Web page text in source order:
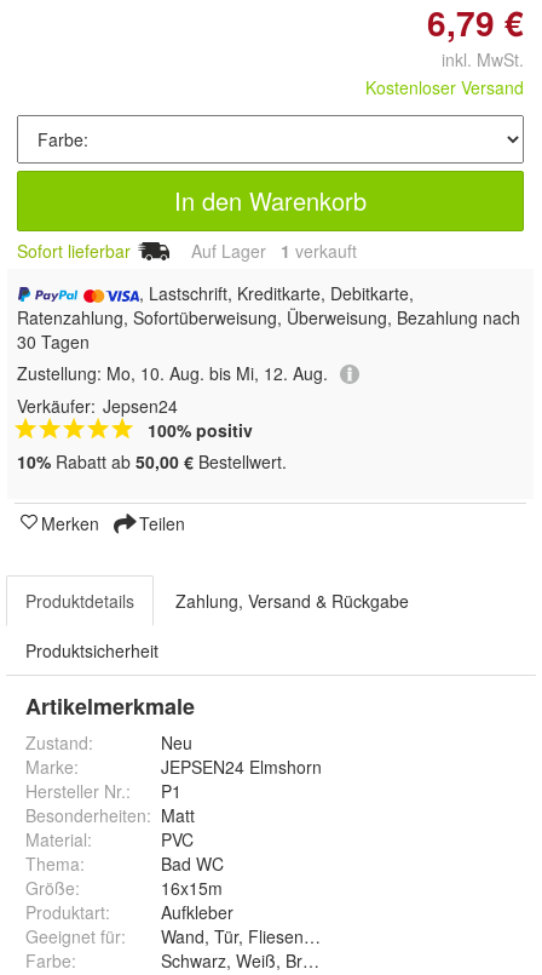
6,79 €
inkl. MwSt.
Kostenloser Versand
In den Warenkorb
Sofort lieferbar Auf Lager 1 verkauft
, Lastschrift, Kreditkarte, Debitkarte,
Ratenzahlung, Sofortüberweisung, Überweisung, Bezahlung nach
30 Tagen
Zustellung: Mo, 10. Aug. bis Mi, 12. Aug.
Verkäufer: Jepsen24
100% positiv
10% Rabatt ab 50,00 € Bestellwert.
Merken Teilen
Produktdetails Zahlung, Versand & Rückgabe
Produktsicherheit
Artikelmerkmale
Zustand:
Neu
Marke:
JEPSEN24 Elmshorn
Hersteller Nr.:
P1
Besonderheiten: Matt
Material:
PVC
Thema:
Bad WC
Größe:
16x15m
Produktart:
Aufkleber
Geeignet für:
Wand, Tür, Fliesen, Schrank, Auto, Wohnwagen
Farbe: Schwarz, Weiß, Braun, Hellbraun, Cafebraun,